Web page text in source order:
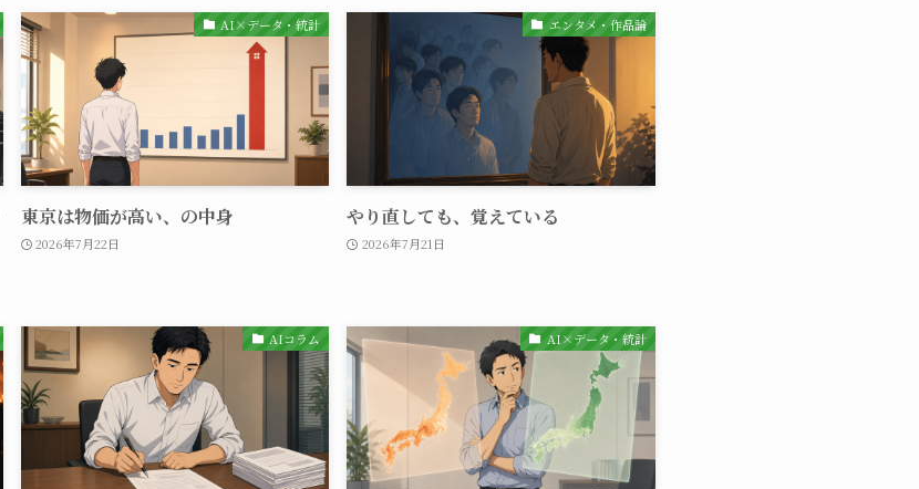
AI×データ・統計
東京は物価が高い、の中身
2026年7月22日
エンタメ・作品論
やり直しても、覚えている
2026年7月21日
AIコラム AI×データ・統計